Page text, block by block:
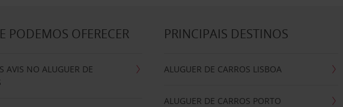
PODEMOS OFERECER
AVIS NO ALUGUER DE
PRINCIPAIS DESTINOS
ALUGUER DE CARROS LISBOA
ALUGUER DE CARROS PORTO